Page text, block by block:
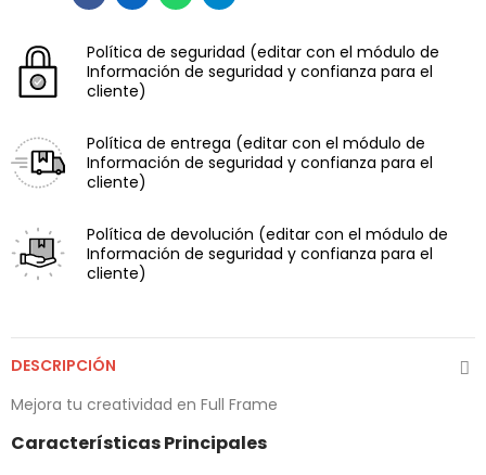
Política de seguridad (editar con el módulo de
Información de seguridad y confianza para el
cliente)
Política de entrega (editar con el módulo de
Información de seguridad y confianza para el
cliente)
Política de devolución (editar con el módulo de
Información de seguridad y confianza para el
cliente)
DESCRIPCIÓN
Mejora tu creatividad en Full Frame
Características Principales